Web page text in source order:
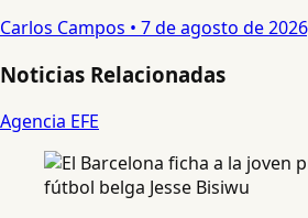
Carlos Campos • 7 de agosto de
Noticias Relacionadas
Agencia EFE